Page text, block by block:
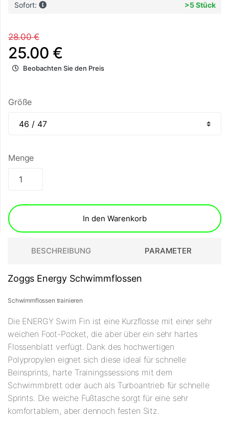
Sofort: >5 Stück
28.00 €
25.00 €
Beobachten Sie den Preis
Größe
Menge
In den Warenkorb
BESCHREIBUNG PARAMETER
Zoggs Energy Schwimmflossen
Schwimmflossen trainieren
Die ENERGY Swim Fin ist eine Kurzflosse mit einer sehr
weichen Foot-Pocket, die aber über ein sehr hartes
Flossenblatt verfügt. Dank des hochwertigen
Polypropylen eignet sich diese ideal für schnelle
Beinsprints, harte Trainingssessions mit dem
Schwimmbrett oder auch als Turboantrieb für schnelle
Sprints. Die weiche Fußtasche sorgt für eine sehr
komfortablem, aber dennoch festen Sitz.